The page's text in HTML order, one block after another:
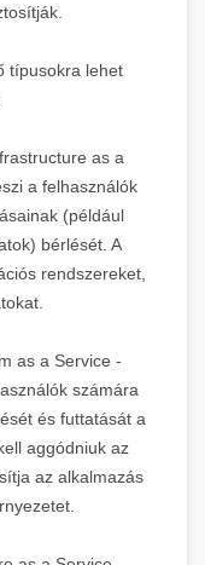
típusokra lehet
as a
a felhasználók
(például
bérlését. A
rendszereket,
as a Service -
számára
és futtatását a
aggódniuk az
az alkalmazás